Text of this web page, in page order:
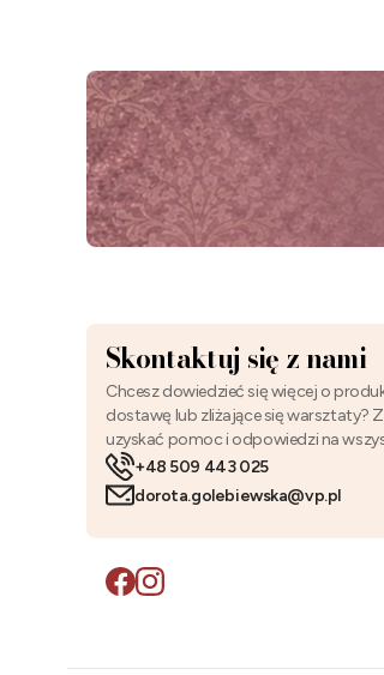
Skontaktuj się z nami
Chcesz dowiedzieć się więcej o
dostawę lub zliżające się warsztaty?
uzyskać pomoc i odpowiedzi na
+48 509 443 025
dorota.golebiewska@vp.pl